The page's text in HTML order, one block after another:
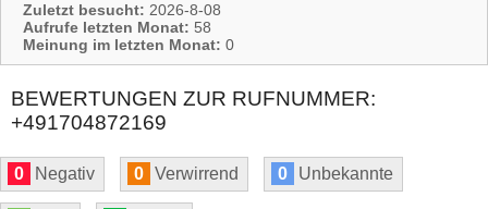
Zuletzt besucht: 2026-8-08
Aufrufe letzten Monat: 58
Meinung im letzten Monat: 0
BEWERTUNGEN ZUR RUFNUMMER:
+491704872169
0 Negativ 0 Verwirrend 0 Unbekannte